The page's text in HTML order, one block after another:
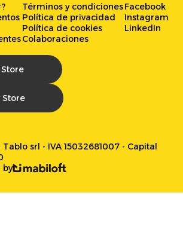
Términos y condiciones
Política de privacidad
Política de cookies
Colaboraciones
Facebook
Instagram
LinkedIn
Store
srl - IVA 15032681007 - Capital
by